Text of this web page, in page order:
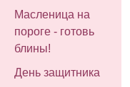
Масленица на
пороге - готовь
блины!
День защитника